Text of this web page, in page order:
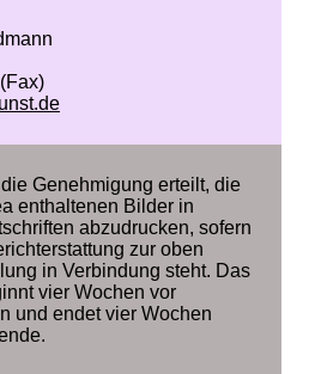
Genehmigung erteilt, die
enthaltenen Bilder in
abzudrucken, sofern
zur oben
in Verbindung steht. Das
vier Wochen vor
und endet vier Wochen